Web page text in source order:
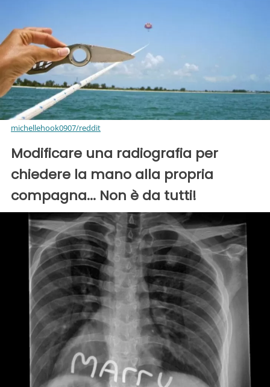
michellehook0907/reddit
Modificare una radiografia per
chiedere la mano alla propria
compagna... Non è da tutti!